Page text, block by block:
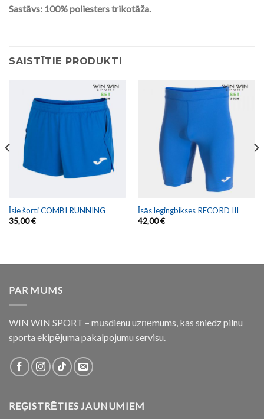
Sastāvs: 100% poliesters trikotāža.
SAISTĪTIE PRODUKTI
Īsie šorti COMBI RUNNING
35,00€
Īsās legingbikses RECORD III
42,00€
PAR MUMS
WIN WIN SPORT – mūsdienu uzņēmums, kas sniedz pilnu
sporta ekipējuma pakalpojumu servisu.
REĢISTRĒTIES JAUNUMIEM